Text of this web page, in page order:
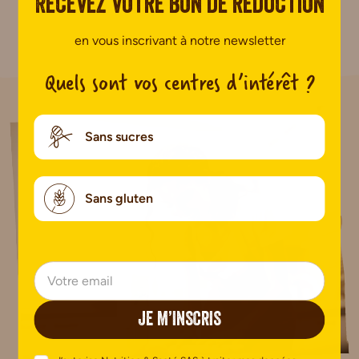
Pas encore de commentaire.
Recevez votre bon de réduction
en vous inscrivant à notre newsletter
Quels sont vos centres d’intérêt ?
Sans sucres
Sans gluten
JE M’INSCRIS